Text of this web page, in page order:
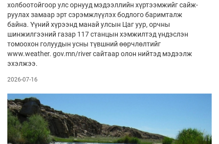
холбоотойгоор улс орнууд мэдээллийн хүртээмжийг сайж­­
руулах замаар эрт сэрэмжлүүлэх бодлого баримталж
байна. Үүний хүрээнд манай улсын Цаг уур, орчны
шинжилгээний газар 117 станцын хэмжилтэд үндэслэн
томоохон голуудын усны түвшний өөрчлөлтийг
www.weather. gov.mn/river сайтаар олон нийтэд мэдээлж
эхэлжээ.
2026-07-16